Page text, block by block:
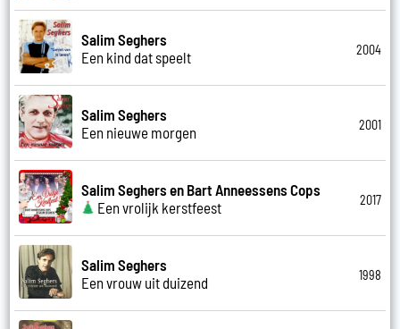
Salim Seghers
Een kind dat speelt
2004
Salim Seghers
Een nieuwe morgen
2001
Salim Seghers en Bart Anneessens Cops
Een vrolijk kerstfeest
2017
Salim Seghers
Een vrouw uit duizend
1998